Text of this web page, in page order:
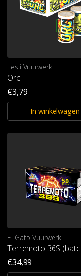
Lesli Vuurwerk
Orc
€3,79
In winkelwagen
El Gato Vuurwerk
Terremoto 36S
€34,99